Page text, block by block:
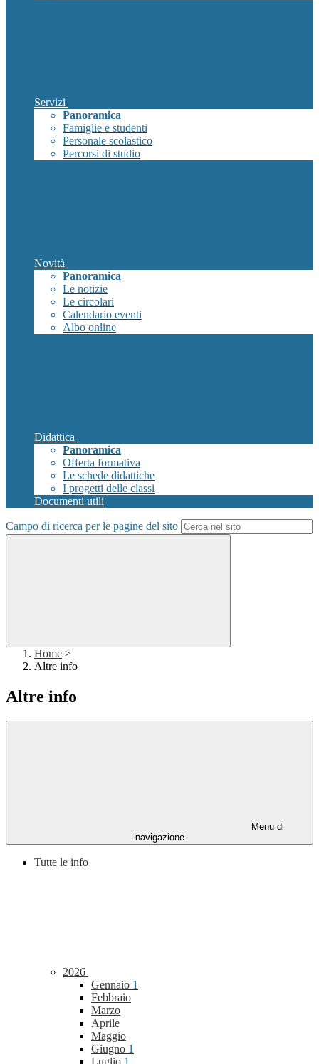
Servizi
Panoramica
Famiglie e studenti
Personale scolastico
Percorsi di studio
Novità
Panoramica
Le notizie
Le circolari
Calendario eventi
Albo online
Didattica
Panoramica
Offerta formativa
Le schede didattiche
I progetti delle classi
Documenti utili
Campo di ricerca per le pagine del sito
Home >
Altre info
Altre info
Menu di
navigazione
Tutte le info
2026
Gennaio 1
Febbraio
Marzo
Aprile
Maggio
Giugno 1